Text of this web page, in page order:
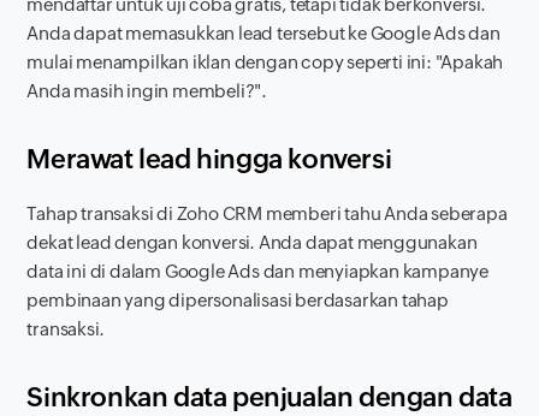
Anda dapat memasukkan leadtersebut ke Google Ads dan
mulai menampilkan iklan dengan copy seperti ini: "Apakah
Anda masih ingin membeli?".
Merawat lead hingga konversi
Tahap transaksi di Zoho CRM memberi tahu Anda seberapa
dekatleaddengan konversi. Anda dapat menggunakan
data ini di dalam Google Ads dan menyiapkan kampanye
pembinaan yang dipersonalisasi berdasarkan tahap
transaksi.
Sinkronkan data penjualan dengan data